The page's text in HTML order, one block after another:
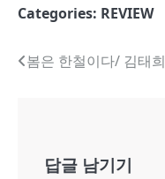
Categories: REVIEW
글봄은 한철이다/ 김태희
답글 남기기